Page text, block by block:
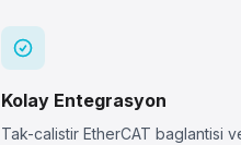
Kolay Entegrasyon
Tak-calistir EtherCAT baglantisi